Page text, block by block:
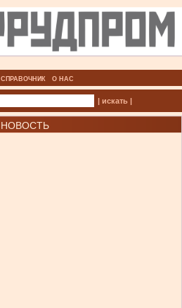
СПРАВОЧНИК О НАС
| искать |
НОВОСТЬ